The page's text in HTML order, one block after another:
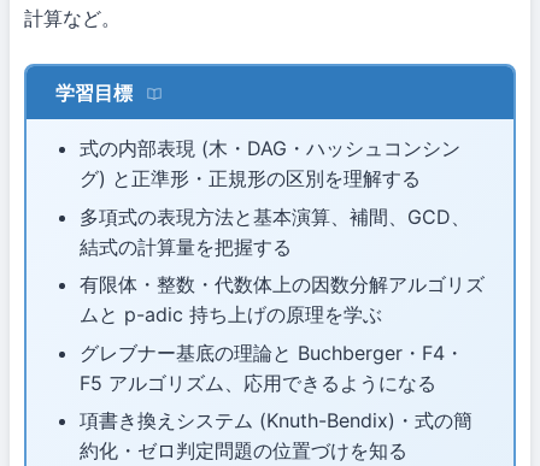
計算など。
学習目標
式の内部表現 (木・DAG・ハッシュコンシン
グ) と正準形・正規形の区別を理解する
多項式の表現方法と基本演算、補間、GCD、
結式の計算量を把握する
有限体・整数・代数体上の因数分解アルゴリズ
ムと p-adic 持ち上げの原理を学ぶ
グレブナー基底の理論と Buchberger・F4・
F5 アルゴリズム、応用できるようになる
項書き換えシステム (Knuth-Bendix)・式の簡
約化・ゼロ判定問題の位置づけを知る